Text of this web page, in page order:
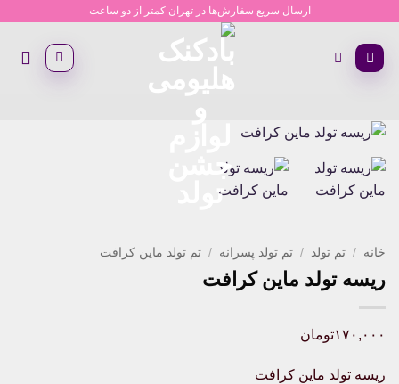
content
ارسال سریع سفارش‌ها در تهران کمتر از دو ساعت
خانه / تم تولد / تم تولد پسرانه / تم تولد ماین کرافت
ریسه تولد ماین کرافت
۱۷۰,۰۰۰تومان
ریسه تولد ماین کرافت